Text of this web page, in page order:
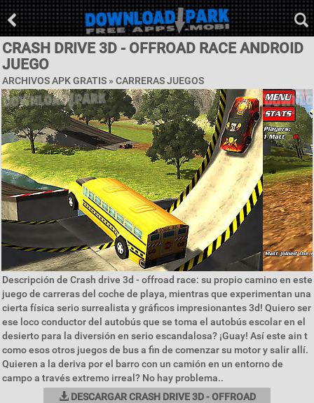
CRASH DRIVE 3D - OFFROAD RACE ANDROID
JUEGO
ARCHIVOS APK GRATIS » CARRERAS JUEGOS
Descripción de Crash drive 3d - offroad race: su propio camino en este
juego de carreras del coche de playa, mientras que experimentan una
cierta física serio surrealista y gráficos impresionantes 3d! Quiero ser
ese loco conductor del autobús que se toma el autobús escolar en el
desierto para la diversión en serio escandalosa? ¡Guay! Así este ain t
como esos otros juegos de bus a fin de comenzar su motor y salir allí.
Quieren a la deriva por el barro con un camión en un entorno de
campo a través extremo irreal? No hay problema..
DESCARGAR CRASH DRIVE 3D - OFFROAD